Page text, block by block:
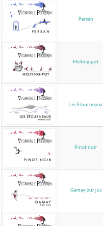
Persan
Melting-pot
Les Étourneaux
Pinot noir
Gamay pur jus